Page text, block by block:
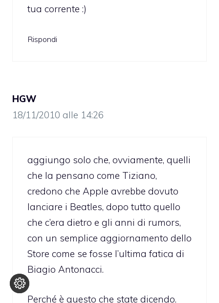
tua corrente :)
Rispondi
HGW
18/11/2010 alle 14:26
aggiungo solo che, ovviamente, quelli
che la pensano come Tiziano,
credono che Apple avrebbe dovuto
lanciare i Beatles, dopo tutto quello
che c’era dietro e gli anni di rumors,
con un semplice aggiornamento dello
Store come se fosse l’ultima fatica di
Biagio Antonacci.
Perché è questo che state dicendo.